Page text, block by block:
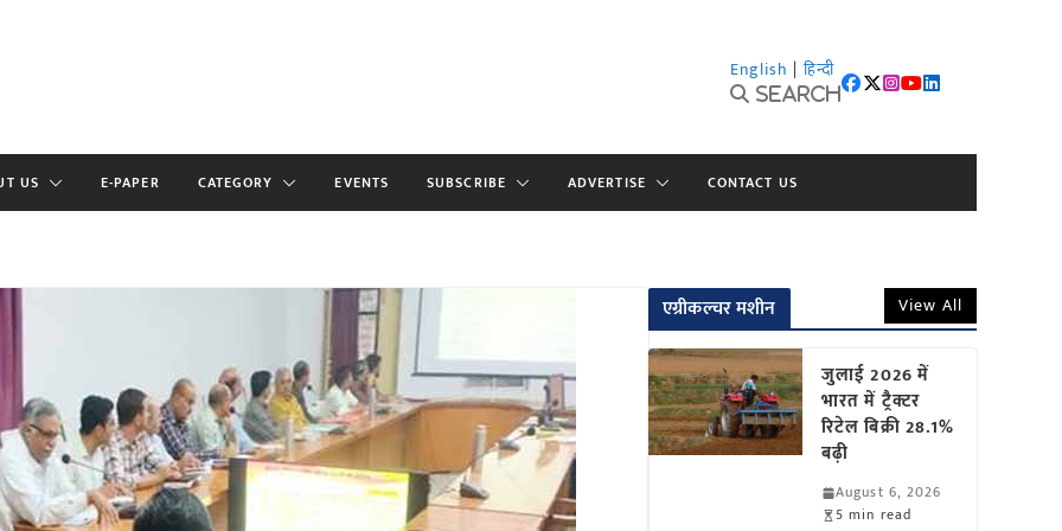
English | हिन्दी
Search
US E-PAPER CATEGORY EVENTS SUBSCRIBE ADVERTISE CONTACT US
एग्रीकल्चर मशीन View All
जुलाई 2026 में
भारत में ट्रैक्टर
रिटेल बिक्री 28.1%
बढ़ी
August 6, 2026
5 min read